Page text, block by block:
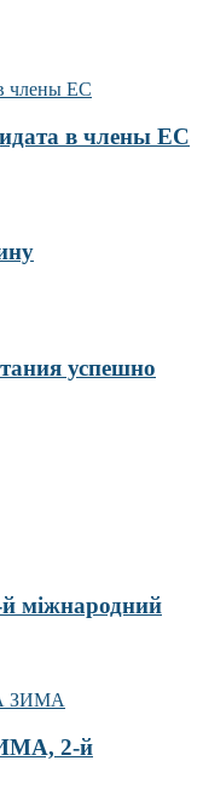
в члены ЕС
успешно
міжнародний
2-й